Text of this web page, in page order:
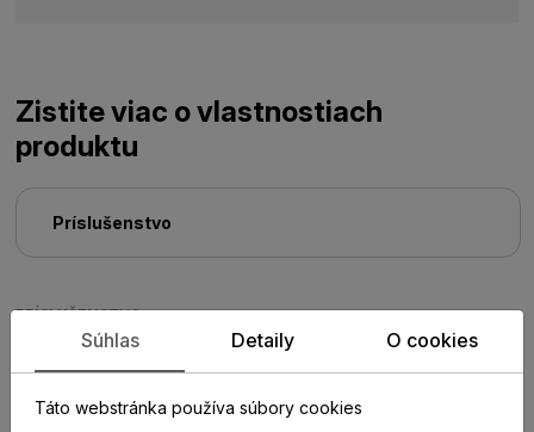
Zistite viac o vlastnostiach
produktu
Príslušenstvo
PRÍSLUŠENSTVO
Súhlas Detaily O cookies
Táto webstránka používa súbory cookies